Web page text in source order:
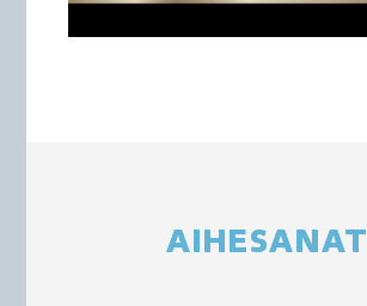
AIHESANAT